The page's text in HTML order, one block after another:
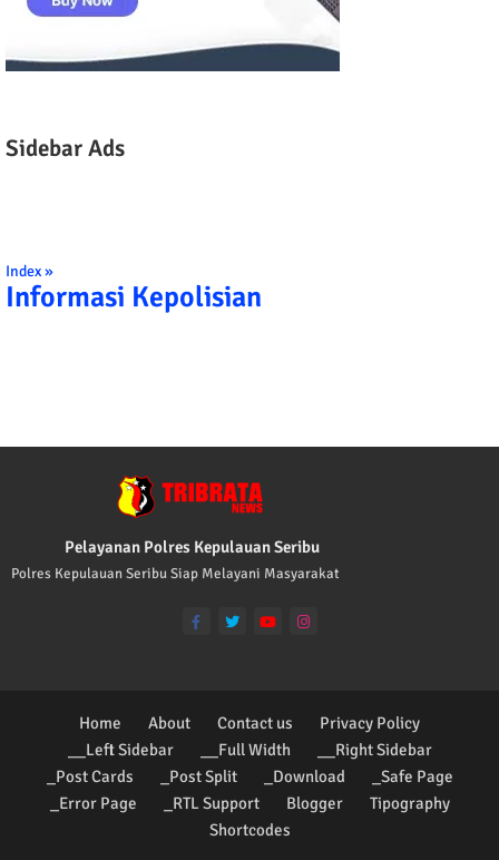
Sidebar Ads
Index »
Informasi Kepolisian
Pelayanan Polres Kepulauan Seribu
Polres Kepulauan Seribu Siap Melayani Masyarakat
Home About Contact us
Privacy Policy
__Left Sidebar
__Full Width
__Right Sidebar
_Post Cards
_Post Split _Download
_Safe Page
_Error Page
_RTL Support Blogger
Tipography
Shortcodes